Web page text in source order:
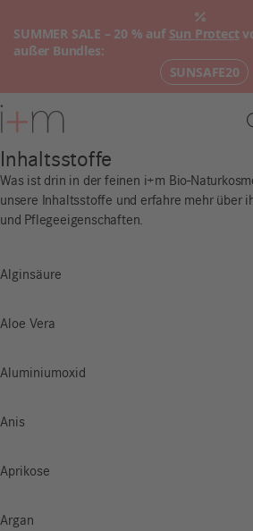
SUMMER SALE – 20 % auf Sun Protect
außer Bundles:
SUNSAFE20
Zum
Hauptinhalt
Inhaltsstoffe
Was ist drin in der feinen i+m Bio-
unsere Inhaltsstoffe und erfahre mehr über
und Pflegeeigenschaften.
Alginsäure
Aloe Vera
Aluminiumoxid
Anis
Aprikose
Argan